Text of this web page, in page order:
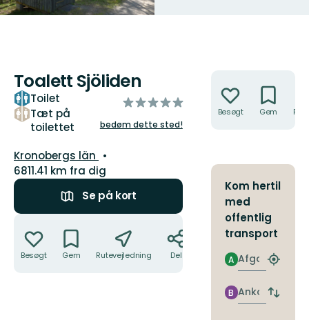
Toalett Sjöliden
Toilet
Tæt på
toilettet
ud
5
bedøm dette sted!
Amt:
Kronobergs län
6811.41 km fra dig
Se på kort
Besøgt Gem Rutevejledning Del
Besøgt Gem
Kom hertil
med
offentlig
transport
Afgang
A
Find
Ankomst
B
Skift